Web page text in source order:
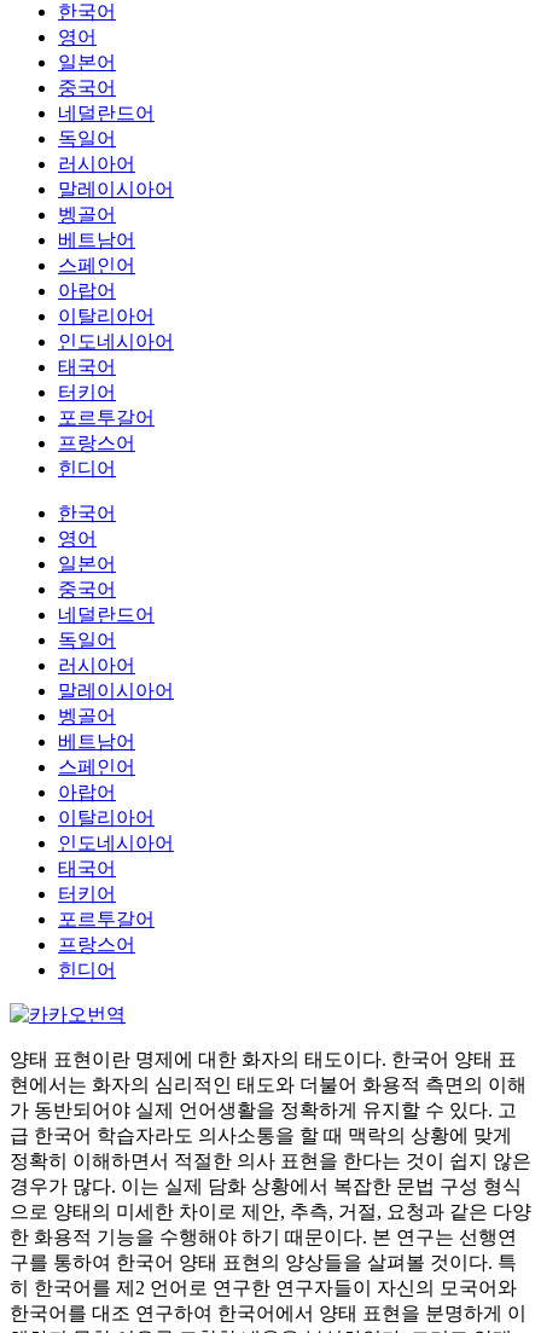
한국어
영어
일본어
중국어
네덜란드어
독일어
러시아어
말레이시아어
벵골어
베트남어
스페인어
아랍어
이탈리아어
인도네시아어
태국어
터키어
포르투갈어
프랑스어
힌디어
한국어
영어
일본어
중국어
네덜란드어
독일어
러시아어
말레이시아어
벵골어
베트남어
스페인어
아랍어
이탈리아어
인도네시아어
태국어
터키어
포르투갈어
프랑스어
힌디어
양태 표현이란 명제에 대한 화자의 태도이다. 한국어 양태 표
현에서는 화자의 심리적인 태도와 더불어 화용적 측면의 이해
가 동반되어야 실제 언어생활을 정확하게 유지할 수 있다. 고
급 한국어 학습자라도 의사소통을 할 때 맥락의 상황에 맞게
정확히 이해하면서 적절한 의사 표현을 한다는 것이 쉽지 않은
경우가 많다. 이는 실제 담화 상황에서 복잡한 문법 구성 형식
으로 양태의 미세한 차이로 제안, 추측, 거절, 요청과 같은 다양
한 화용적 기능을 수행해야 하기 때문이다. 본 연구는 선행연
구를 통하여 한국어 양태 표현의 양상들을 살펴볼 것이다. 특
히 한국어를 제2 언어로 연구한 연구자들이 자신의 모국어와
한국어를 대조 연구하여 한국어에서 양태 표현을 분명하게 이